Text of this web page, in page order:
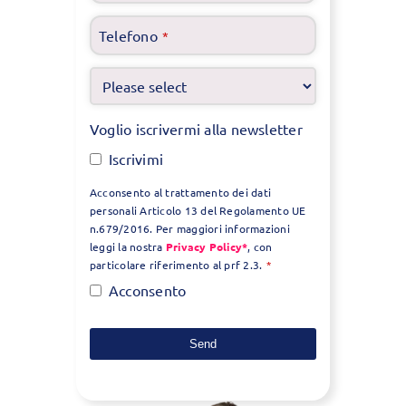
Telefono *
Voglio iscrivermi alla newsletter
Iscrivimi
Acconsento al trattamento dei dati
personali Articolo 13 del Regolamento UE
n.679/2016. Per maggiori informazioni
leggi la nostra Privacy Policy*, con
particolare riferimento al prf 2.3. *
Acconsento
Send